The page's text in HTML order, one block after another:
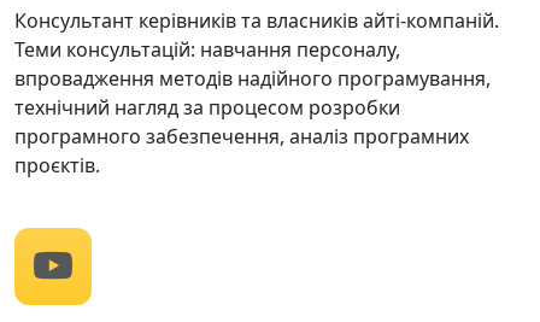
Консультант керівників та власників айті-компаній.
Теми консультацій: навчання персоналу,
впровадження методів надійного програмування,
технічний нагляд за процесом розробки
програмного забезпечення, аналіз програмних
проєктів.